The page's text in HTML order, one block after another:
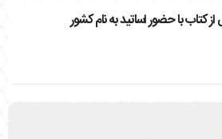
از کتاب با حضور اساتید به نام کشور